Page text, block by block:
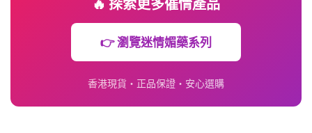
👉 瀏覽迷情媚藥系列
香港現貨・正品保證・安心選購